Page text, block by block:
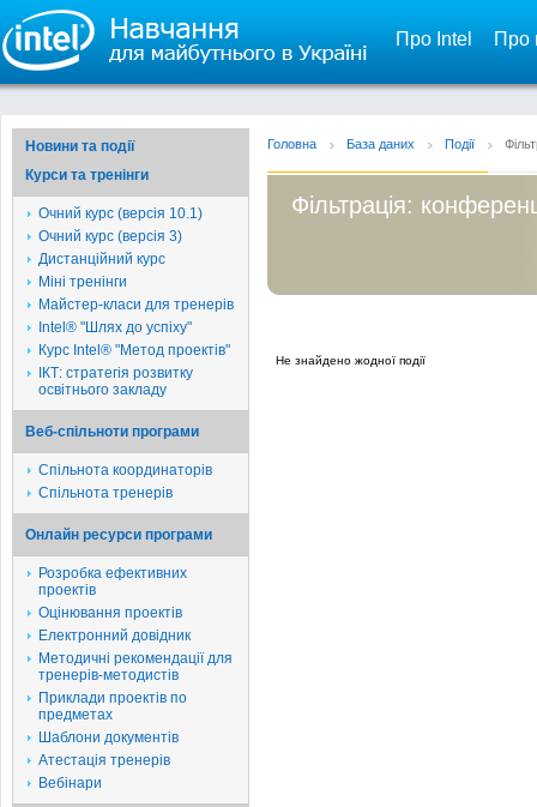
Про Intel Про
Новини та події
Курси та тренінги
Очний курс (версія 10.1)
Очний курс (версія 3)
Дистанційний курс
Міні тренінги
Майстер-класи для тренерів
Intel® "Шлях до успіху"
Курс Intel® "Метод проектів"
ІКТ: стратегія розвитку
освітнього закладу
Веб-спільноти програми
Спільнота координаторів
Спільнота тренерів
Онлайн ресурси програми
Розробка ефективних
проектів
Оцінювання проектів
Електронний довідник
Методичні рекомендації для
тренерів-методистів
Приклади проектів по
предметах
Шаблони документів
Атестація тренерів
Вебінари
Головна База даних Події
Фільтрація:
Не знайдено жодної події